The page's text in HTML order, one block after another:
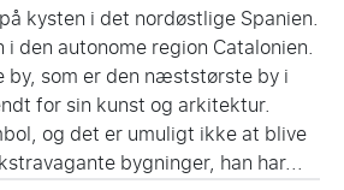
kysten i det nordøstlige Spanien.
den autonome region Catalonien.
by, som er den næststørste by i
for sin kunst og arkitektur.
og det er umuligt ikke at blive
bygninger, han har...